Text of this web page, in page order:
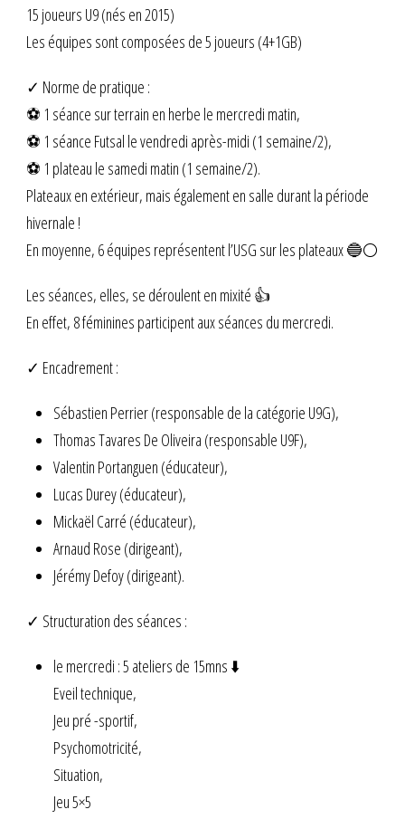
15 joueurs U9 (nés en 2015)
Les équipes sont composées de 5 joueurs (4+1GB)
✓ Norme de pratique :
⚽ 1 séance sur terrain en herbe le mercredi matin,
⚽ 1 séance Futsal le vendredi après-midi (1 semaine/2),
⚽ 1 plateau le samedi matin (1 semaine/2).
Plateaux en extérieur, mais également en salle durant la période
hivernale !
En moyenne, 6 équipes représentent l’USG sur les plateaux 🔵⚪
Les séances, elles, se déroulent en mixité 👍
En effet, 8 féminines participent aux séances du mercredi.
✓ Encadrement :
Sébastien Perrier (responsable de la catégorie U9G),
Thomas Tavares De Oliveira (responsable U9F),
Valentin Portanguen (éducateur),
Lucas Durey (éducateur),
Mickaël Carré (éducateur),
Arnaud Rose (dirigeant),
Jérémy Defoy (dirigeant).
✓ Structuration des séances :
le mercredi : 5 ateliers de 15mns ⬇️
Eveil technique,
Jeu pré -sportif,
Psychomotricité,
Situation,
Jeu 5×5